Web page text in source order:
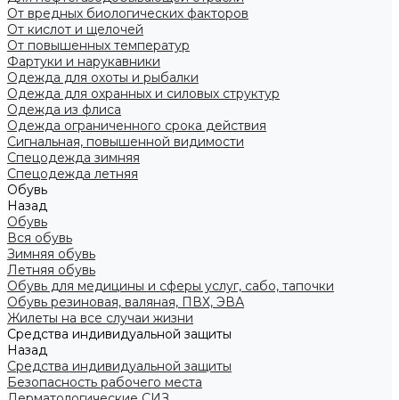
От вредных биологических факторов
От кислот и щелочей
От повышенных температур
Фартуки и нарукавники
Одежда для охоты и рыбалки
Одежда для охранных и силовых структур
Одежда из флиса
Одежда ограниченного срока действия
Сигнальная, повышенной видимости
Спецодежда зимняя
Спецодежда летняя
Обувь
Назад
Обувь
Вся обувь
Зимняя обувь
Летняя обувь
Обувь для медицины и сферы услуг, сабо, тапочки
Обувь резиновая, валяная, ПВХ, ЭВА
Жилеты на все случаи жизни
Средства индивидуальной защиты
Назад
Средства индивидуальной защиты
Безопасность рабочего места